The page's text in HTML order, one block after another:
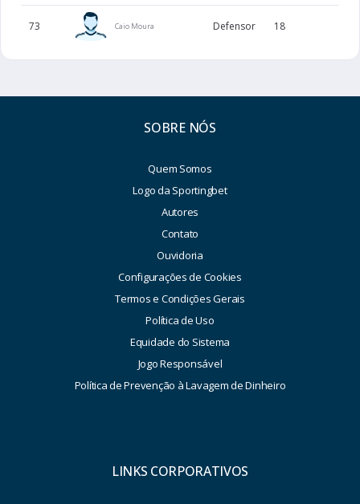
73 Caio Moura Defensor 18
SOBRE NÓS
Quem Somos
Logo da Sportingbet
Autores
Contato
Ouvidoria
Configurações de Cookies
Termos e Condições Gerais
Política de Uso
Equidade do Sistema
Jogo Responsável
Política de Prevenção à Lavagem de Dinheiro
LINKS CORPORATIVOS